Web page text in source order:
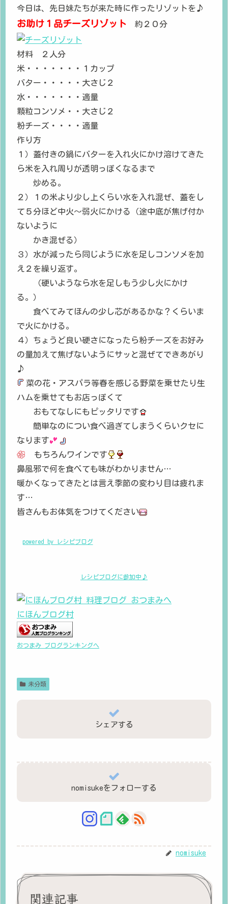
今日は、先日妹たちが来た時に作ったリゾットを♪
お助け１品チーズリゾット 約２０分
材料 ２人分
米・・・・・・・１カップ
バター・・・・・大さじ２
水・・・・・・・適量
顆粒コンソメ・・大さじ２
粉チーズ・・・・適量
作り方
１）蓋付きの鍋にバターを入れ火にかけ溶けてきた
ら米を入れ周りが透明っぽくなるまで
炒める。
２）１の米より少し上くらい水を入れ混ぜ、蓋をし
て５分ほど中火～弱火にかける（途中底が焦げ付か
ないように
かき混ぜる）
３）水が減ったら同じように水を足しコンソメを加
え２を繰り返す。
（硬いようなら水を足しもう少し火にかけ
る。）
食べてみてほんの少し芯があるかな？くらいま
で火にかける。
４）ちょうど良い硬さになったら粉チーズをお好み
の量加えて焦げないようにサッと混ぜてできあがり
♪
菜の花・アスパラ等春を感じる野菜を乗せたり生
ハムを乗せてもお店っぽくて
おもてなしにもピッタリです
簡単なのについ食べ過ぎてしまうくらいクセに
なります
もちろんワインです
鼻風邪で何を食べても味がわかりません…
暖かくなってきたとは言え季節の変わり目は疲れま
す…
皆さんもお体気をつけてください
powered by レシピブログ
レシピブログに参加中♪
にほんブログ村
おつまみ ブログランキングへ
未分類
シェアする
nomisukeをフォローする
nomisuke
関連記事